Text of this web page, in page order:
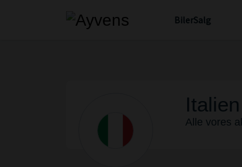
BilerSalg
Italien
Alle vores